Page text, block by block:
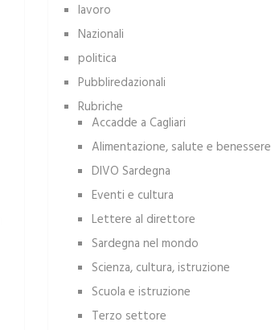
lavoro
Nazionali
politica
Pubbliredazionali
Rubriche
Accadde a Cagliari
Alimentazione, salute e benessere
DIVO Sardegna
Eventi e cultura
Lettere al direttore
Sardegna nel mondo
Scienza, cultura, istruzione
Scuola e istruzione
Terzo settore